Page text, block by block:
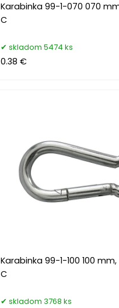
Karabinka 99-1-070 070
C
skladom 5474 ks
0.38 €
Karabinka 99-1-100 100 mm,
C
skladom 3768 ks